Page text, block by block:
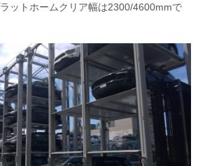
ットホームクリア幅は2300/4600mmで